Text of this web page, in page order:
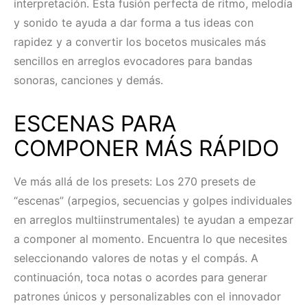
interpretación. Esta fusión perfecta de ritmo, melodía
y sonido te ayuda a dar forma a tus ideas con
rapidez y a convertir los bocetos musicales más
sencillos en arreglos evocadores para bandas
sonoras, canciones y demás.
ESCENAS PARA
COMPONER MÁS RÁPIDO
Ve más allá de los presets: Los 270 presets de
“escenas” (arpegios, secuencias y golpes individuales
en arreglos multiinstrumentales) te ayudan a empezar
a componer al momento. Encuentra lo que necesites
seleccionando valores de notas y el compás. A
continuación, toca notas o acordes para generar
patrones únicos y personalizables con el innovador